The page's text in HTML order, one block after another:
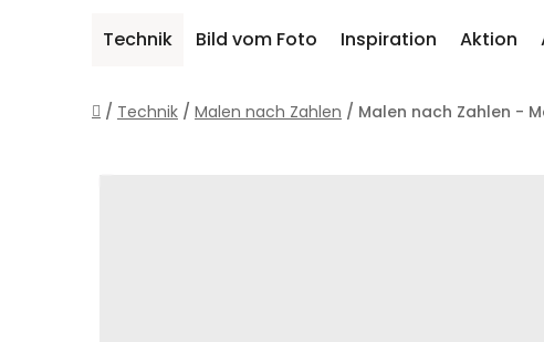
Technik Bild vom Foto Inspiration Aktion
Startseite
/ Technik / Malen nach Zahlen / Malen nach Zahlen -